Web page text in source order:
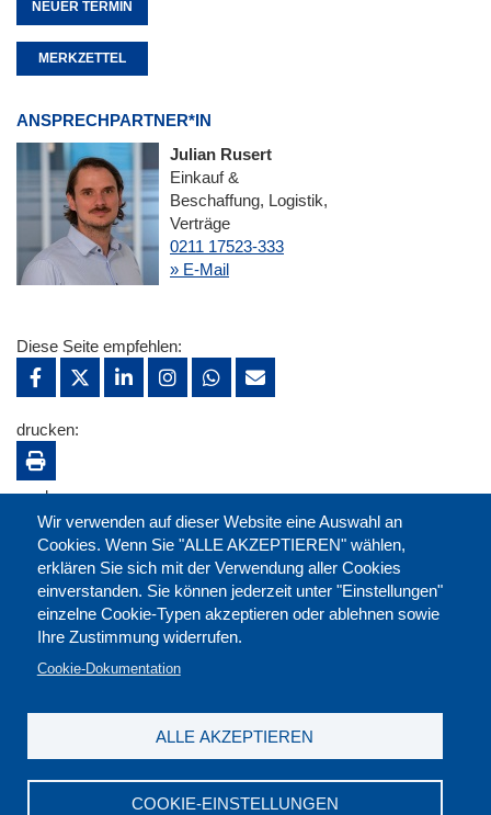
NEUER TERMIN
MERKZETTEL
ANSPRECHPARTNER*IN
Julian Rusert
Einkauf &
Beschaffung, Logistik,
Verträge
0211 17523-333
» E-Mail
Wir verwenden auf dieser Website eine Auswahl an
Cookies. Wenn Sie "ALLE AKZEPTIEREN" wählen,
erklären Sie sich mit der Verwendung aller Cookies
einverstanden. Sie können jederzeit unter "Einstellungen"
einzelne Cookie-Typen akzeptieren oder ablehnen sowie
Ihre Zustimmung widerrufen.
Cookie-Dokumentation
COOKIE-EINSTELLUNGEN
ALLE AKZEPTIEREN
Diese Seite empfehlen:
drucken:
merken: